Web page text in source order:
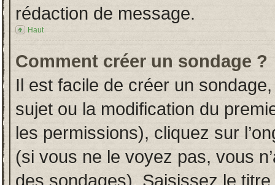
rédaction de message.
Haut
Comment créer un sondage ?
Il est facile de créer un
sujet ou la modification du
les permissions), cliquez sur
(si vous ne le voyez pas, vous
des sondages). Saisissez le